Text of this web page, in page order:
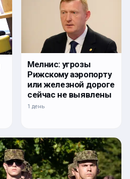
Мелнис: угрозы
Рижскому аэропорту
или железной дороге
сейчас не выявлены
1 день